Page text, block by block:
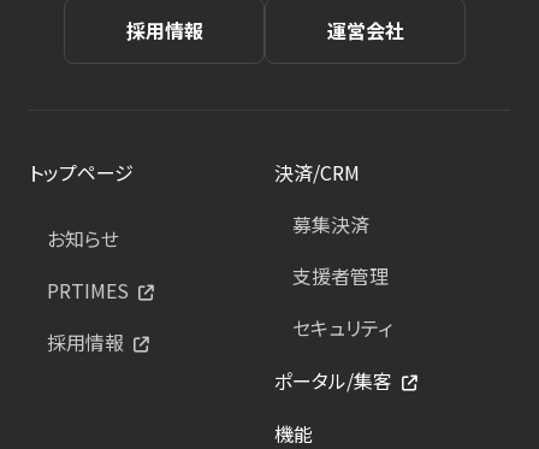
採用情報 運営会社
トップページ
お知らせ
PRTIMES
採用情報
決済/CRM
募集決済
支援者管理
セキュリティ
ポータル/集客
機能